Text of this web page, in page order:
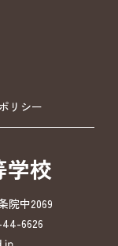
リシー
学校
院中2069
44-6626